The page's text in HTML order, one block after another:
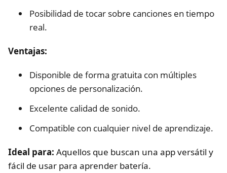
Posibilidad de tocar sobre canciones en tiempo
real.
Ventajas:
Disponible de forma gratuita con múltiples
opciones de personalización.
Excelente calidad de sonido.
Compatible con cualquier nivel de aprendizaje.
Ideal para: Aquellos que buscan una app versátil y
fácil de usar para aprender batería.